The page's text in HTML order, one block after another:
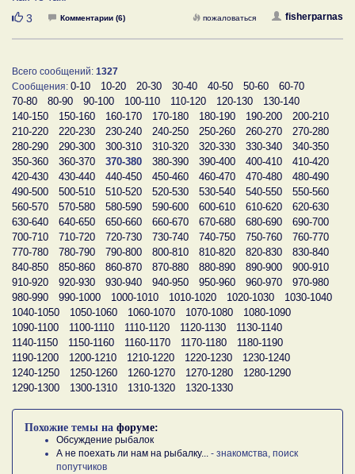
Нравится
3 Комментарии (6) fisherparnas
пожаловаться
Всего сообщений: 1327
Сообщения: 0-10 10-20 20-30 30-40 40-50 50-60
60-70
70-80
80-90 90-100 100-110 110-120 120-130
130-140
140-150
150-160 160-170 170-180 180-190 190-200
200-210
210-220
220-230 230-240 240-250 250-260 260-270
270-280
280-290
290-300 300-310 310-320 320-330 330-340
340-350
350-360
360-370 370-380 380-390 390-400 400-410
410-420
420-430
430-440 440-450 450-460 460-470 470-480
480-490
490-500
500-510 510-520 520-530 530-540 540-550
550-560
560-570
570-580 580-590 590-600 600-610 610-620
620-630
630-640
640-650 650-660 660-670 670-680 680-690
690-700
700-710
710-720 720-730 730-740 740-750 750-760
760-770
770-780
780-790 790-800 800-810 810-820 820-830
830-840
840-850
850-860 860-870 870-880 880-890 890-900
900-910
910-920
920-930 930-940 940-950 950-960 960-970
970-980
980-990
990-1000 1000-1010 1010-1020 1020-1030
1030-1040
1040-1050
1050-1060 1060-1070 1070-1080
1080-1090
1090-1100
1100-1110 1110-1120 1120-1130
1130-1140
1140-1150
1150-1160 1160-1170 1170-1180
1180-1190
1190-1200
1200-1210 1210-1220 1220-1230
1230-1240
1240-1250
1250-1260 1260-1270 1270-1280
1280-1290
1290-1300
1300-1310 1310-1320 1320-1330
Похожие темы на форуме:
Обсуждение рыбалок
А не поехать ли нам на рыбалку... - знакомства, поиск
попутчиков